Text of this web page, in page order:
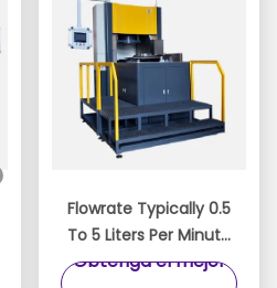
Flowrate Typically 0.5
To 5 Liters Per Minute
Abrasive Flow Machine
Obtenga el mejor